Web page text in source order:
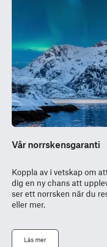
Vår norrskensgaranti
Koppla av i vetskap om
dig en ny chans att
ser ett norrsken när du
eller mer.
Läs mer